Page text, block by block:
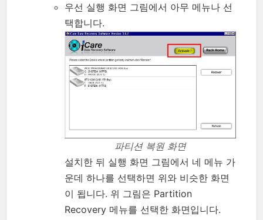
우선 실행 화면 그림에서 아무 메뉴나 선
택합니다.
파티션 복원 화면
설치한 뒤 실행 화면 그림에서 네 메뉴 가
운데 하나를 선택하면 위와 비슷한 화면
이 됩니다. 위 그림은 Partition
Recovery 메뉴를 선택한 화면입니다.